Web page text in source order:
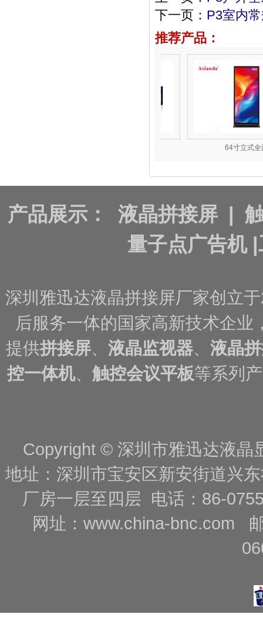
下一页： P3室内
推荐产品：
64寸立式全面
产品展示： 液晶拼接屏 |
量子点广告机|
深圳雅迅达液晶拼接屏厂家创立
后服务一体的国家高新技术企
提供拼接屏、 液晶监视器、 液晶
控一体机、 触控会议平板等系列
Copyright © 深圳市雅迅达液
地址：深圳市宝安区新安街道兴
厂房一层至四层 电话：86-
网址： www.china-bnc.com